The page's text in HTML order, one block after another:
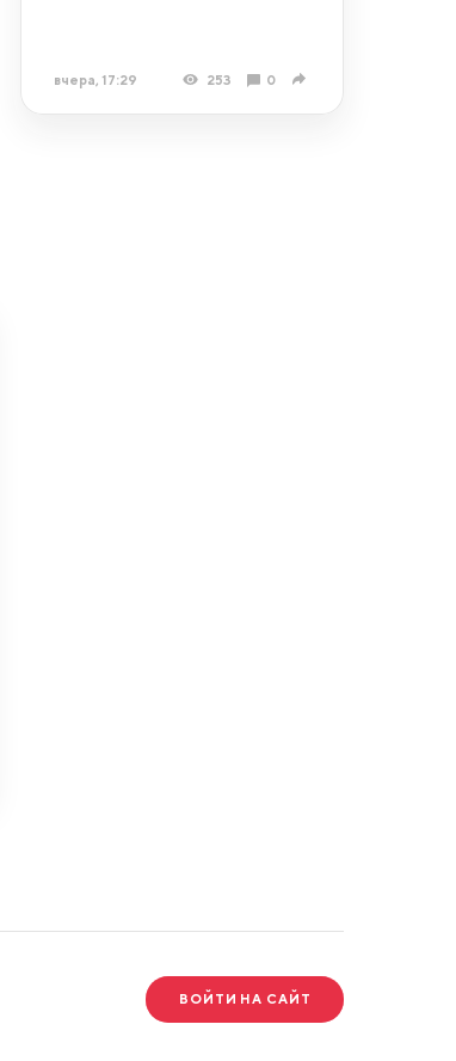
вчера, 17:29 253 0
ВОЙТИ НА САЙТ